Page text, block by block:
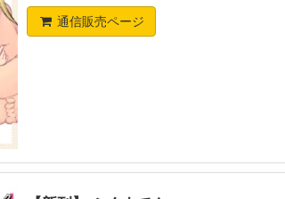
通信販売ページ